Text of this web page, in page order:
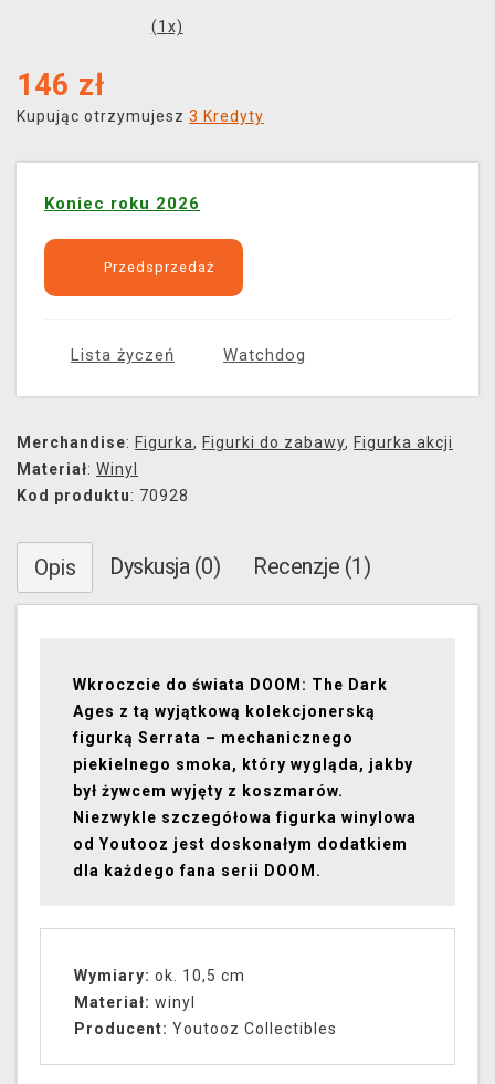
(1 x)
146 zł
Kupując otrzymujesz 3 Kredyty
Koniec roku 2026
Przedsprzedaż
Lista życzeń Watchdog
Merchandise: Figurka, Figurki do zabawy, Figurka akcji
Materiał: Winyl
Kod produktu: 70928
Opis Dyskusja (0) Recenzje (1)
Wkroczcie do świata DOOM: The Dark
Ages z tą wyjątkową kolekcjonerską
figurką Serrata – mechanicznego
piekielnego smoka, który wygląda, jakby
był żywcem wyjęty z koszmarów.
Niezwykle szczegółowa figurka winylowa
od Youtooz jest doskonałym dodatkiem
dla każdego fana serii DOOM.
Wymiary: ok. 10,5 cm
Materiał: winyl
Producent: Youtooz Collectibles